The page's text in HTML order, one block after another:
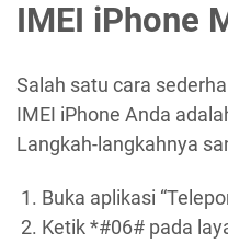
IMEI iPhone
Salah satu cara
IMEI iPhone Anda
Langkah-langkahnya
Buka aplikasi
Ketik *#06# pada